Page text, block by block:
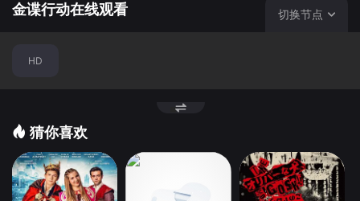
金谍行动在线观看 切换节点
HD
猜你喜欢